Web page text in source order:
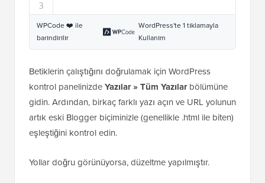
3
WPCode ❤️ ile
barındırılır
WordPress'te 1 tıklamayla
Kullanım
Betiklerin çalıştığını doğrulamak için WordPress
kontrol panelinizdeYazılar » Tüm Yazılarbölümüne
gidin. Ardından, birkaç farklı yazı açın ve URL yolunun
artık eski Blogger biçiminizle (genellikle .html ile biten)
eşleştiğini kontrol edin.
Yollar doğru görünüyorsa, düzeltme yapılmıştır.